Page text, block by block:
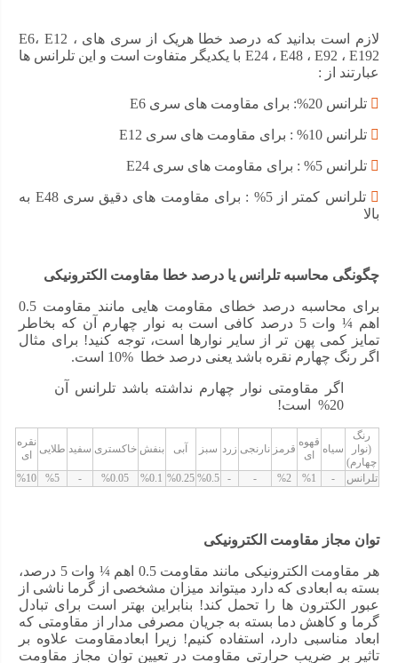
میتوان از آن برای تنظیم یا محدود کردن جریان کمک گرفت
برای تقسیم و کاهش ولتاژ در ورودی های ADC و …
تنظیم بهره الکتریکی
میتوان از مقاومت برای محاسبه و تنظیم ثابت زمانی
می یابد.
ویژگی مقاومت 130 اهم ¼ وات 5 درصد
نوع مقاومت الکتریکی: ثابت
جنس: فیلم کربن
تلرانس مقاومت: 5 %
توان : ¼ وات
درصد وجود دارد که برای شما مبهم است، میتوانید برای
افزایش اطلاعات و خرید قطعه مناسب در تب راهنما خرید
مهمترین پارامترهایی که برای شناخت مقاومت الکترونیکی
لازم هستند را مطالعه کنید!
لازم است بدانید که درصد خطا هریک از سری های E6، E12 ،
E24 ، E48 ، E92 ، E192 با یکدیگر متفاوت است و این تلرانس ها
عبارتند از :
تلرانس 20%: برای مقاومت های سری E6
تلرانس 10% : برای مقاومت های سری E12
تلرانس 5% : برای مقاومت های سری E24
تلرانس کمتر از 5% : برای مقاومت های دقیق سری E48 به
بالا
چگونگی محاسبه تلرانس یا درصد خطا مقاومت الکترونیکی
برای محاسبه درصد خطای مقاومت هایی مانند مقاومت 0.5
اهم ¼ وات 5 درصد کافی است به نوار چهارم آن که بخاطر
تمایز کمی پهن تر از سایر نوارها است، توجه کنید! برای مثال
اگر رنگ چهارم نقره باشد یعنی درصد خطا %10 است.
اگر مقاومتی نوار چهارم نداشته باشد تلرانس آن
20% است!
رنگ
(نوار
چهارم)
سیاه
قهوه
ای
قرمز نارنجی زرد سبز آبی بنفش خاکستری سفید طلایی
نقره
ای
تلرانس
-
%1
%2
-
-
%0.5
%0.25
%0.1
%0.05
-
%5
%10
توان مجاز مقاومت الکترونیکی
هر مقاومت الکترونیکی مانند مقاومت 0.5 اهم ¼ وات 5 درصد،
بسته به ابعادی که دارد میتواند میزان مشخصی از گرما ناشی از
عبور الکترون ها را تحمل کند! بنابراین بهتر است برای تبادل
گرما و کاهش دما بسته به جریان مصرفی مدار از مقاومتی که
ابعاد مناسبی دارد، استفاده کنیم! زیرا ابعادمقاومت علاوه بر
تاثیر بر ضریب حرارتی مقاومت در تعیین توان مجاز مقاومت